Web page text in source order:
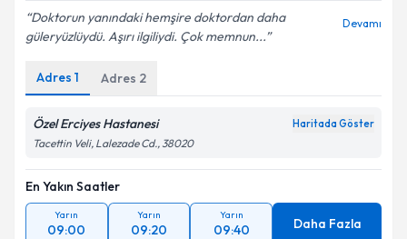
E-posta Adresiniz
Kişisel verilerimin işlenmesine ilişkinAydınlatma
Metni'ni okudum ve kişisel verilerimin belirtilen
kapsamda işlenmesini kabul ediyorum.
Doktorun yanındaki hemşire doktordan daha
güleryüzlüydü. Aşırı ilgiliydi. Çok memnun...
Devamı
Adres 1 Adres 2
Özel Erciyes Hastanesi Haritada Göster
Tacettin Veli, Lalezade Cd., 38020
En Yakın Saatler
Yarın
09:00
Yarın
09:20
Yarın
09:40 Daha Fazla